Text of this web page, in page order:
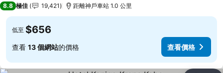
8.8 極佳 19,421 距離神戶車站 1.0 公里
低至 $656
查看 13 個網站的價格 查看價格